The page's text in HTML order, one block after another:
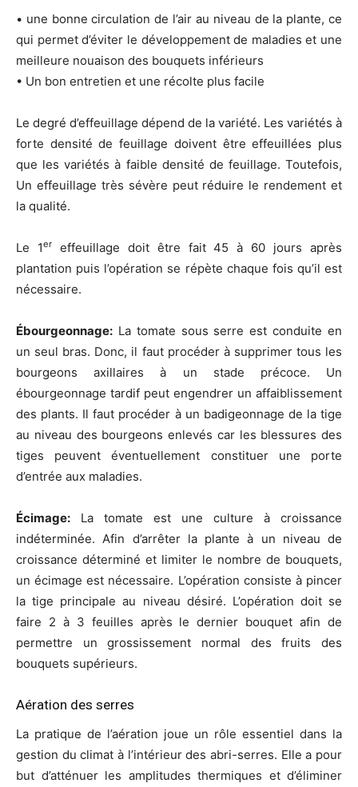
• une bonne circulation de l’air au niveau de la plante, ce
qui permet d’éviter le développement de maladies et une
meilleure nouaison des bouquets inférieurs
• Un bon entretien et une récolte plus facile
Le degré d’effeuillage dépend de la variété. Les variétés à
forte densité de feuillage doivent être effeuillées plus
que les variétés à faible densité de feuillage. Toutefois,
Un effeuillage très sévère peut réduire le rendement et
la qualité.
Le 1ereffeuillage doit être fait 45 à 60 jours après
plantation puis l’opération se répète chaque fois qu’il est
nécessaire.
Ébourgeonnage: La tomate sous serre est conduite en
un seul bras. Donc, il faut procéder à supprimer tous les
bourgeons axillaires à un stade précoce. Un
ébourgeonnage tardif peut engendrer un affaiblissement
des plants. Il faut procéder à un badigeonnage de la tige
au niveau des bourgeons enlevés car les blessures des
tiges peuvent éventuellement constituer une porte
d’entrée aux maladies.
Écimage: La tomate est une culture à croissance
indéterminée. Afin d’arrêter la plante à un niveau de
croissance déterminé et limiter le nombre de bouquets,
un écimage est nécessaire. L’opération consiste à pincer
la tige principale au niveau désiré. L’opération doit se
faire 2 à 3 feuilles après le dernier bouquet afin de
permettre un grossissement normal des fruits des
bouquets supérieurs.
Aération des serres
La pratique de l’aération joue un rôle essentiel dans la
gestion du climat à l’intérieur des abri-serres. Elle a pour
but d’atténuer les amplitudes thermiques et d’éliminer